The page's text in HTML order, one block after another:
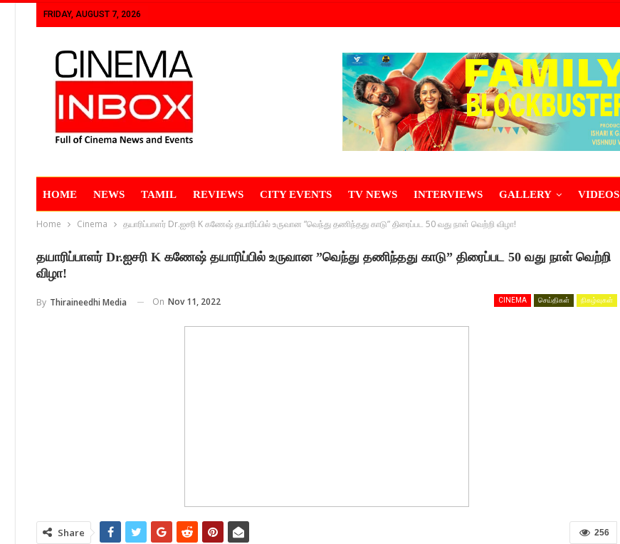
FRIDAY, AUGUST 7, 2026
HOME NEWS TAMIL REVIEWS CITY EVENTS TV NEWS INTERVIEWS GALLERY VIDEOS
Home Cinema தயாரிப்பாளர் Dr.ஐசரி K கணேஷ் தயாரிப்பில் உருவான ”வெந்து தணிந்தது காடு” திரைப்பட 50 வது நாள் வெற்றி விழா!
தயாரிப்பாளர் Dr.ஐசரி K கணேஷ் தயாரிப்பில் உருவான ”வெந்து தணிந்தது காடு” திரைப்பட 50 வது நாள் வெற்றி
விழா!
CINEMA செய்திகள் நிகழ்வுகள்
By Thiraineedhi Media On Nov 11, 2022
256
Share